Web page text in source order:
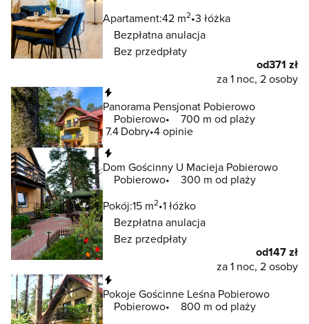
Apartament:42 m2 3 łóżka
Bezpłatna anulacja
Bez przedpłaty
od371 zł
za 1 noc, 2 osoby
Panorama Pensjonat Pobierowo
Pobierowo
700 m od plaży
7.4 Dobry 4 opinie
Dom Gościnny U Macieja Pobierowo
Pobierowo
300 m od plaży
Pokój:15 m2 1 łóżko
Bezpłatna anulacja
Bez przedpłaty
od147 zł
za 1 noc, 2 osoby
Pokoje Gościnne Leśna Pobierowo
Pobierowo
800 m od plaży